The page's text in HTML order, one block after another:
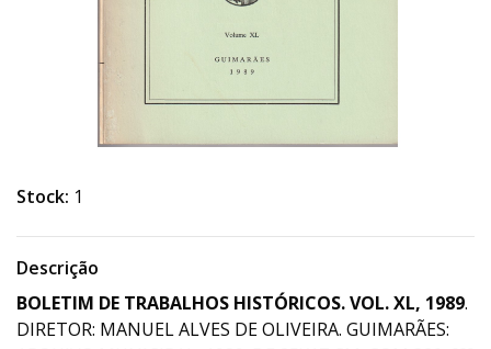
Stock: 1
Descrição
BOLETIM DE TRABALHOS HISTÓRICOS. VOL. XL, 1989.
DIRETOR: MANUEL ALVES DE OLIVEIRA. GUIMARÃES: